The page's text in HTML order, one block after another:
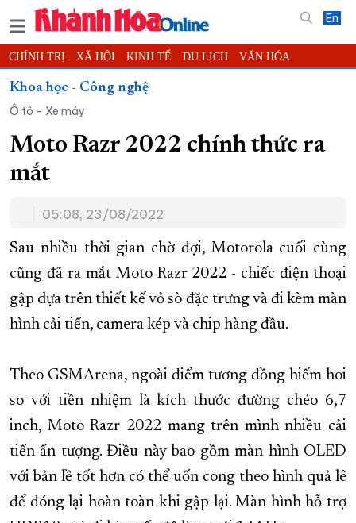
En
CHÍNH TRỊ XÃ HỘI KINH TẾ DU LỊCH VĂN HÓA
THỂ THAO ĐỜI SỐNG TIN ĐỊA PHƯƠNG
KHOA HỌC - CÔNG NGHỆ
THẾ GIỚI MULTIMEDIA VIDEO ĐỌC BÁO ONLINE
PODCAST
TRƯỜNG SA BIỂN ĐẢO QUÊ HƯƠNG
CHUNG TAY CẢI CÁCH HÀNH CHÍNH
XÂY DỰNG NÔNG THÔN MỚI LỊCH CẮT ĐIỆN
TÀU - XE - MÁY BAY
KỶ NIỆM 370 NĂM XÂY DỰNG VÀ PHÁT TRIỂN TỈNH KHÁNH HÒA
XÂY DỰNG KHÁNH HÒA TRỞ THÀNH THÀNH PHỐ TRỰC THUỘC
ĐẠI HỘI ĐẢNG CÁC CẤP TRANG CHỦ VỀ BÁO KHÁNH HÒA
Khoa học - Công nghệ
Ô tô - Xe máy
Moto Razr 2022 chính thức ra
mắt
05:08, 23/08/2022
Sau nhiều thời gian chờ đợi, Motorola cuối cùng
cũng đã ra mắt Moto Razr 2022 - chiếc điện thoại
gập dựa trên thiết kế vỏ sò đặc trưng và đi kèm màn
hình cải tiến, camera kép và chip hàng đầu.
Theo GSMArena, ngoài điểm tương đồng hiếm hoi
so với tiền nhiệm là kích thước đường chéo 6,7
inch, Moto Razr 2022 mang trên mình nhiều cải
tiến ấn tượng. Điều này bao gồm màn hình OLED
với bản lề tốt hơn có thể uốn cong theo hình quả lê
để đóng lại hoàn toàn khi gập lại. Màn hình hỗ trợ